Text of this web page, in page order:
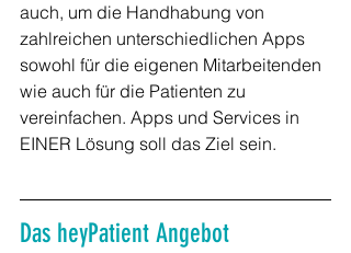
auch, um die Handhabung von
zahlreichen unterschiedlichen Apps
sowohl für die eigenen Mitarbeitenden
wie auch für die Patienten zu
vereinfachen. Apps und Services in
EINER Lösung soll das Ziel sein.
Das heyPatient Angebot